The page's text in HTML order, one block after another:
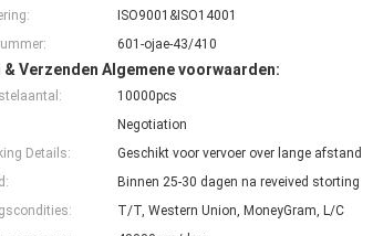
ISO9001&ISO14001
601-ojae-43/410
& Verzenden Algemene voorwaarden:
10000pcs
Negotiation
Details:
Geschikt voor vervoer over lange afstand
Binnen 25-30 dagen na reveived storting
T/T, Western Union, MoneyGram, L/C